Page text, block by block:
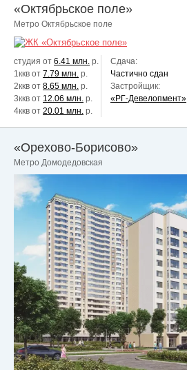
«Октябрьское поле»
Метро Октябрьское поле
студия от 6.41 млн. р.
1ккв от 7.79 млн. р.
2ккв от 8.65 млн. р.
3ккв от 12.06 млн. р.
4ккв от 20.01 млн. р.
Сдача:
Частично сдан
Застройщик:
«РГ-Девелопмент»
«Орехово-Борисово»
Метро Домодедовская